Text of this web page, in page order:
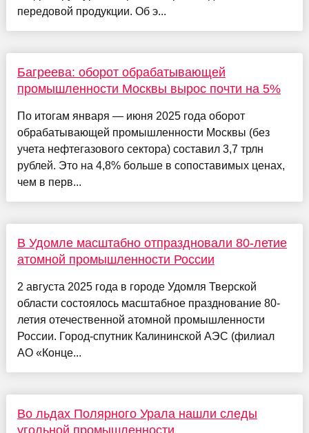
передовой продукции. Об э...
Багреева: оборот обрабатывающей
промышленности Москвы вырос почти на 5%
По итогам января — июня 2025 года оборот
обрабатывающей промышленности Москвы (без
учета нефтегазового сектора) составил 3,7 трлн
рублей. Это на 4,8% больше в сопоставимых ценах,
чем в перв...
В Удомле масштабно отпраздновали 80-летие
атомной промышленности России
2 августа 2025 года в городе Удомля Тверской
области состоялось масштабное празднование 80-
летия отечественной атомной промышленности
России. Город-спутник Калининской АЭС (филиал
АО «Конце...
Во льдах Полярного Урала нашли следы